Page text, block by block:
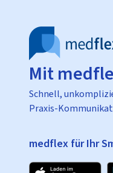
Mit
Schnell,
Praxis-
medflex für Ihr